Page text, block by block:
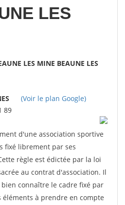
LES
LES MINE BEAUNE LES
(Voir le plan Google)
89
d'une association sportive
fixé librement par ses
règle est édictée par la loi
au contrat d'association. Il
connaître le cadre fixé par
éléments à prendre en compte